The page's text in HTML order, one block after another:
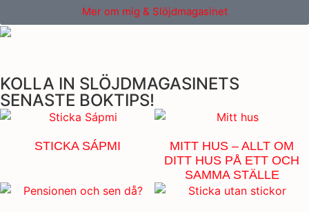
Mer om mig & Slöjdmagasinet
KOLLA IN SLÖJDMAGASINETS
SENASTE BOKTIPS!
STICKA SÁPMI
MITT HUS – ALLT OM
DITT HUS PÅ ETT OCH
SAMMA STÄLLE